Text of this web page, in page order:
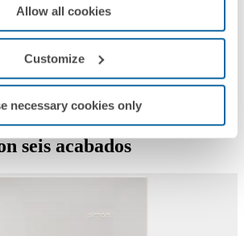
Allow all cookies
Customize
necessary cookies only
seis acabados